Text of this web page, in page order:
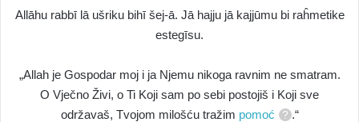
Allāhu rabbī lā ušriku bihī šej-ā. Jā hajju jā kajjūmu bi raĥmetike
estegīsu.
„Allah je Gospodar moj i ja Njemu nikoga ravnim ne smatram.
O Vječno Živi, o Ti Koji sam po sebi postojiš i Koji sve
održavaš, Tvojom milošću tražim pomoć .“